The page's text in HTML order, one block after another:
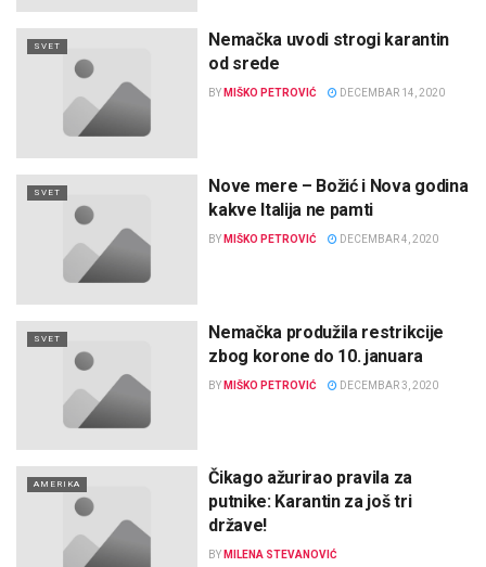
SVET
Nemačka uvodi strogi karantin
od srede
BY MIŠKO PETROVIĆ DECEMBAR 14, 2020
SVET
Nove mere – Božić i Nova godina
kakve Italija ne pamti
BY MIŠKO PETROVIĆ DECEMBAR 4, 2020
SVET
Nemačka produžila restrikcije
zbog korone do 10. januara
BY MIŠKO PETROVIĆ DECEMBAR 3, 2020
AMERIKA
Čikago ažurirao pravila za
putnike: Karantin za još tri
države!
BY MILENA STEVANOVIĆ